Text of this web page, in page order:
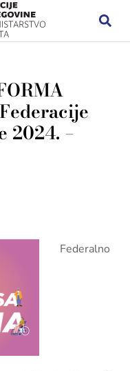
2024. –
Federalno